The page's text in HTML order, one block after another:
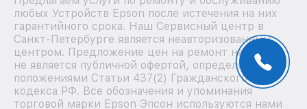
любых Устройств Epson после истечения на них
гарантийного срока. Наш Сервисный центр в
Санкт-Петербурге является неавторизованным
центром. Предложение цен на ремонт на сайте
не является публичной офертой, определяемой
положениями Статьи 437(2) Гражданского
кодекса РФ. Все обозначения и упоминания
торговой марки Epson Эпсон используются нами